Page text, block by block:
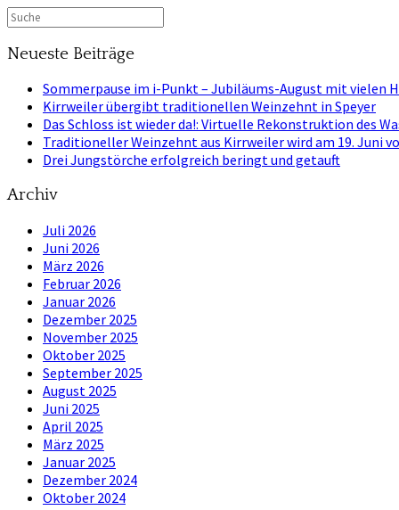
Suche
nach:
Neueste Beiträge
Sommerpause im i-Punkt – Jubiläums-August mit vielen
Kirrweiler übergibt traditionellen Weinzehnt in Speyer
Das Schloss ist wieder da!: Virtuelle Rekonstruktion des
Traditioneller Weinzehnt aus Kirrweiler wird am 19. Juni
Drei Jungstörche erfolgreich beringt und getauft
Archiv
Juli 2026
Juni 2026
März 2026
Februar 2026
Januar 2026
Dezember 2025
November 2025
Oktober 2025
September 2025
August 2025
Juni 2025
April 2025
März 2025
Januar 2025
Dezember 2024
Oktober 2024